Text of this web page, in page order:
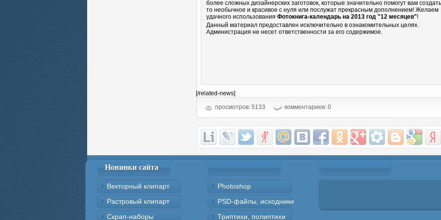
более сложных дизайнерских заготовок, которые значительно помогут вам
то необычное и красивое с нуля или послужат прекрасным дополнением! Желаем
удачного использования Фотокнига-календарь на 2013 год "12 месяцев"!
Данный материал предоставлен исключительно в ознакомительных целях.
Администрация не несет ответственности за его содержимое.
[/related-news]
просмотров: 5133
комментариев: 0
Новинки сайта
Векторный клипарт
Растровый клипарт
Скрап-наборы
Photoshop
PSD-файлы, исходники
Триптихи, полиптихи